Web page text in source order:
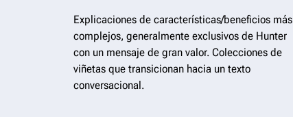
Explicaciones de características/beneficios más
complejos, generalmente exclusivos de Hunter
con un mensaje de gran valor. Colecciones de
viñetas que transicionan hacia un texto
conversacional.​​​​​​​